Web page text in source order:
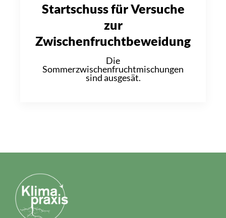
Startschuss für Versuche
zur
Zwischenfruchtbeweidung
Die
Sommerzwischenfruchtmischungen
sind ausgesät.